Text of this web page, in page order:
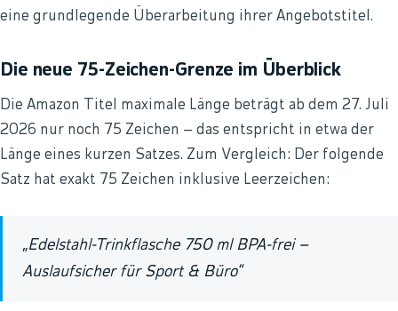
eine grundlegende Überarbeitung ihrer Angebotstitel.
Die neue 75-Zeichen-Grenze im Überblick
Die Amazon Titel maximale Länge beträgt ab dem 27. Juli
2026 nur noch 75 Zeichen – das entspricht in etwa der
Länge eines kurzen Satzes. Zum Vergleich: Der folgende
Satz hat exakt 75 Zeichen inklusive Leerzeichen:
„Edelstahl-Trinkflasche 750 ml BPA-frei –
Auslaufsicher für Sport & Büro“